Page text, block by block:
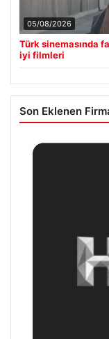
05/08/2026
Türk sinemasında
iyi filmleri
Son Eklenen